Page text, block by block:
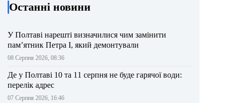
Останні новини
У Полтаві нарешті визначилися чим замінити
пам’ятник Петра І, який демонтували
08 Серпня 2026, 08:36
Де у Полтаві 10 та 11 серпня не буде гарячої води:
перелік адрес
07 Серпня 2026, 16:46